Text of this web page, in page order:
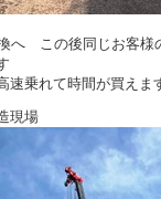
へ この後同じお客様
乗れて時間が買えま
現場